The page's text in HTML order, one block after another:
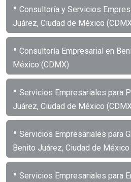
• Consultoría y Servicios
Juárez, Ciudad de México
• Consultoría Empresarial en
México (CDMX)
• Servicios Empresariales para
Juárez, Ciudad de México
• Servicios Empresariales para
Benito Juárez, Ciudad de México
• Servicios Empresariales para